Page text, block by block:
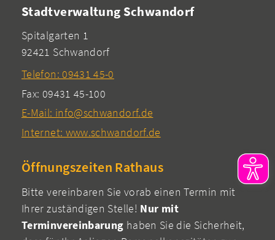
Stadtverwaltung Schwandorf
Spitalgarten 1
92421 Schwandorf
Telefon: 09431 45-0
Fax: 09431 45-100
E-Mail: info@schwandorf.de
Internet: www.schwandorf.de
Öffnungszeiten Rathaus
Bitte vereinbaren Sie vorab einen Termin mit
Ihrer zuständigen Stelle! Nur mit
Terminvereinbarung haben Sie die Sicherheit,